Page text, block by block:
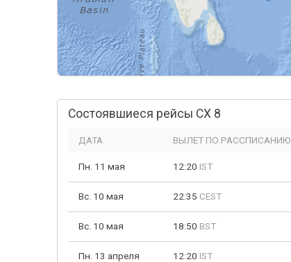
Состоявшиеся рейсы CX 8
ДАТА ВЫЛЕТ ПО РАССПИСАНИЮ
Пн. 11 мая 12:20 IST
Вс. 10 мая 22:35 CEST
Вс. 10 мая 18:50 BST
Пн. 13 апреля 12:20 IST